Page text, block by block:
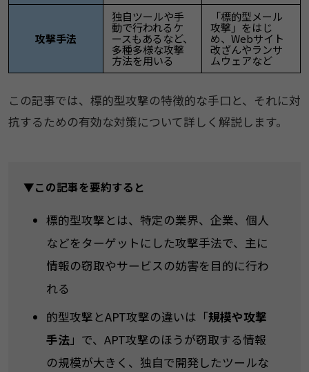
攻撃手法
独自ツールや手
動で行われるケ
ースもあるなど、
多種多様な攻撃
方法を用いる
「標的型メール
攻撃」をはじ
め、Webサイト
改ざんやランサ
ムウェアなど
​この記事では、標的型攻撃の特徴的な手口と、それに対
抗するための有効な対策について詳しく解説します。
▼この記事を要約すると
​​標的型攻撃とは、特定の業界、企業、個人
などをターゲットにした攻撃手法で、主に
情報の窃取やサービスの妨害を目的に行わ
れる​
的型攻撃とAPT攻撃の違いは「​​規模や攻撃
手法​​」で、APT攻撃のほうが窃取する情報
の規模が大きく、独自で開発したツールな